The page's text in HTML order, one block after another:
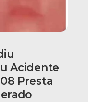
Acidente
Presta